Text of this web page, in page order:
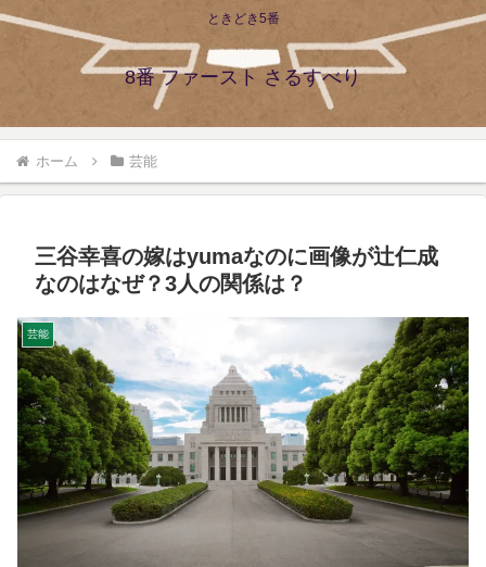
ときどき5番
8番 ファースト さるすべり
ホーム 芸能
三谷幸喜の嫁はyumaなのに画像が辻仁成
なのはなぜ？3人の関係は？
芸能